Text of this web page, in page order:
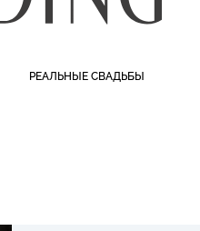
РЕАЛЬНЫЕ СВАДЬБЫ